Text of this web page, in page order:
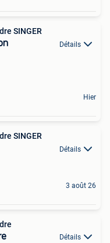
SINGER
Détails
Hier
SINGER
Détails
3 août 26
Détails